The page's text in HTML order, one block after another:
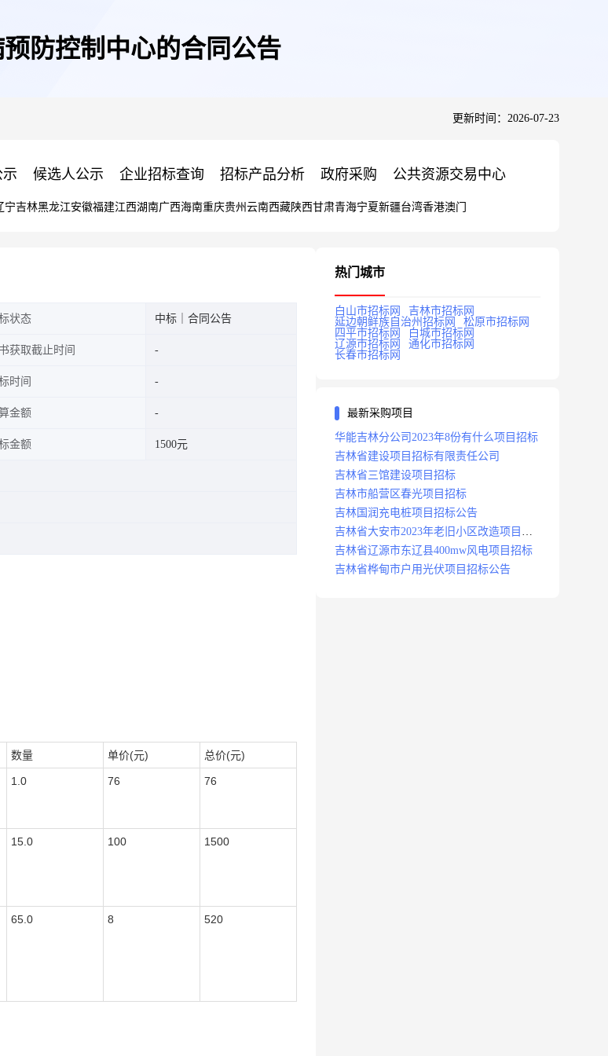
防控制中心的合同公告
更新时间：2026-07-23
示 候选人公示 企业招标查询 招标产品分析 政府采购 公共资源交易中心
宁吉林黑龙江安徽福建江西湖南广西海南重庆贵州 云南西藏陕西甘肃青海宁夏新疆台湾香港澳门
状态 中标｜合同公告
获取截止时间
时间
金额
金额 1500元
数量 单价(元) 总价(元)
1.0 76 76
15.0 100 1500
65.0 8 520
热门城市
白山市招标网
吉林市招标网
延边朝鲜族自治州招标网
松原市招标网
四平市招标网
白城市招标网
辽源市招标网
通化市招标网
长春市招标网
最新采购项目
华能吉林分公司2023年8份有什么项目招标
吉林省建设项目招标有限责任公司
吉林省三馆建设项目招标
吉林市船营区春光项目招标
吉林国润充电桩项目招标公告
吉林省大安市2023年老旧小区改造项目招
标公告
吉林省辽源市东辽县400mw风电项目招标
吉林省桦甸市户用光伏项目招标公告